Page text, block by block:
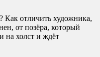
Как отличить художника,
от позёра, который
на холст и ждёт